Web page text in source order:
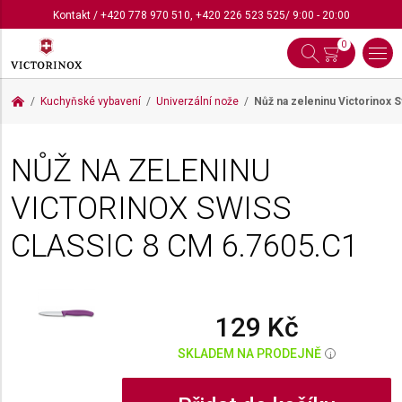
Kontakt/ +420 778 970 510, +420 226 523 525/ 9:00 - 20:00
0
Kuchyňské vybavení Univerzální nože Nůž na zeleninu Victorinox
NŮŽ NA ZELENINU
VICTORINOX SWISS
CLASSIC 8 CM 6.7605.C1
129 Kč
SKLADEM NA PRODEJNĚ i